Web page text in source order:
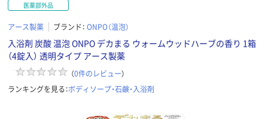
医薬部外品
アース製薬 ブランド： ONPO（温泡）
入浴剤 炭酸 温泡 ONPO デカまる ウォームウッドハーブの香り 1箱
（4錠入） 透明タイプ アース製薬
（0件のレビュー）
ランキングを見る：ボディソープ・石鹸・入浴剤